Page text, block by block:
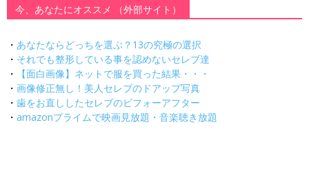
今、あなたにオススメ （外部サイト）
・ あなたならどっちを選ぶ？13の究極の選択
・ それでも整形している事を認めないセレブ達
・
【面白画像】ネットで服を買った結果・・・
・ 画像修正無し！美人セレブのドアップ写真
・ 歯をお直ししたセレブのビフォーアフター
・ amazonプライムで映画見放題・音楽聴き放題